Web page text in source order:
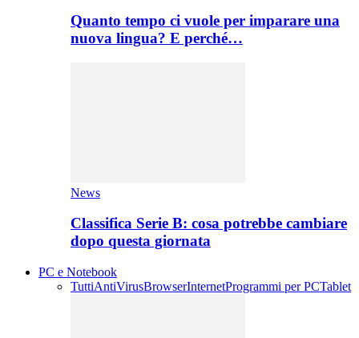
Quanto tempo ci vuole per imparare una
nuova lingua? E perché…
News
Classifica Serie B: cosa potrebbe cambiare
dopo questa giornata
PC e Notebook
TuttiAntiVirusBrowserInternetProgrammi per PCTablet